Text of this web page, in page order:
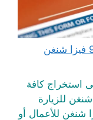
مكتب استخراج فيزا شنغن 98951133 فيزا شنغن
استخراج كافة
للزيارة
شنغن للأعمال أو